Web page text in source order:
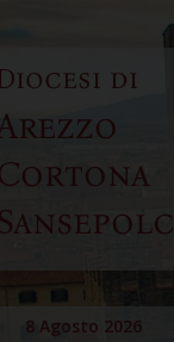
di
8 Agosto 2026